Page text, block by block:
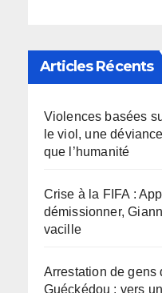
Articles Récents
Violences basées
le viol, une
que l’humanité
Crise à la FIFA :
démissionner,
vacille
Arrestation de gens
Guéckédou : vers